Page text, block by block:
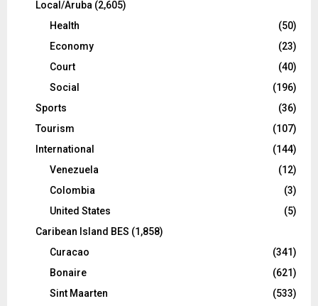
Local/Aruba (2,605)
Health
(50)
Economy
(23)
Court
(40)
Social
(196)
Sports
(36)
Tourism
(107)
International
(144)
Venezuela
(12)
Colombia
(3)
United States
(5)
Caribean Island BES (1,858)
Curacao
(341)
Bonaire
(621)
Sint Maarten
(533)